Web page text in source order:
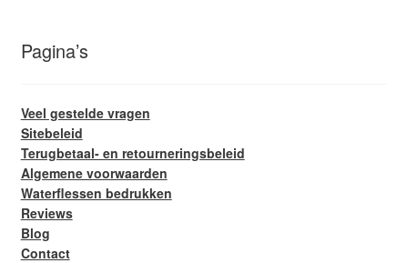
Pagina’s
Veel gestelde vragen
Sitebeleid
Terugbetaal- en retourneringsbeleid
Algemene voorwaarden
Waterflessen bedrukken
Reviews
Blog
Contact